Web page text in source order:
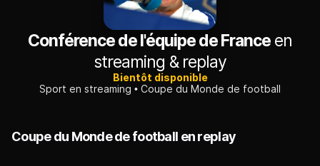
Conférence de l'équipe de France en
streaming & replay
Bientôt disponible
Sport en streaming
Coupe du Monde de football
Coupe du Monde de football en replay